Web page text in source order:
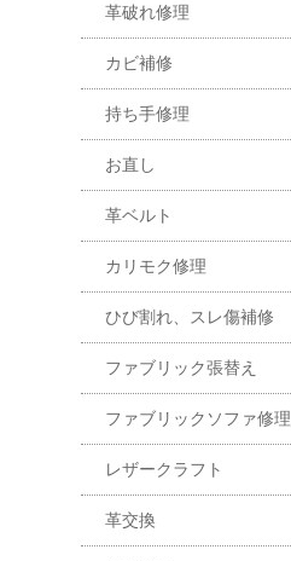
革破れ修理
カビ補修
持ち手修理
お直し
革ベルト
カリモク修理
ひび割れ、スレ傷補修
ファブリック張替え
ファブリックソファ修理
レザークラフト
革交換